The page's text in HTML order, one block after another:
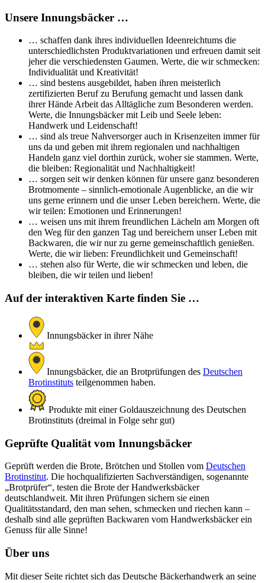
Unsere Innungsbäcker …
… schaffen dank ihres individuellen Ideenreichtums die
unterschiedlichsten Produktvariationen und erfreuen damit seit
jeher die verschiedensten Gaumen. Werte, die wir schmecken:
Individualität und Kreativität!
… sind bestens ausgebildet, haben ihren meisterlich
zertifizierten Beruf zu Berufung gemacht und lassen dank
ihrer Hände Arbeit das Alltägliche zum Besonderen werden.
Werte, die Innungsbäcker mit Leib und Seele leben:
Handwerk und Leidenschaft!
… sind als treue Nahversorger auch in Krisenzeiten immer für
uns da und geben mit ihrem regionalen und nachhaltigen
Handeln ganz viel dorthin zurück, woher sie stammen. Werte,
die bleiben: Regionalität und Nachhaltigkeit!
… sorgen seit wir denken können für unsere ganz besonderen
Brotmomente – sinnlich-emotionale Augenblicke, an die wir
uns gerne erinnern und die unser Leben bereichern. Werte, die
wir teilen: Emotionen und Erinnerungen!
… weisen uns mit ihrem freundlichen Lächeln am Morgen oft
den Weg für den ganzen Tag und bereichern unser Leben mit
Backwaren, die wir nur zu gerne gemeinschaftlich genießen.
Werte, die wir lieben: Freundlichkeit und Gemeinschaft!
… stehen also für Werte, die wir schmecken und leben, die
bleiben, die wir teilen und lieben!
Auf der interaktiven Karte finden Sie …
Innungsbäcker in ihrer Nähe
Innungsbäcker, die an Brotprüfungen des Deutschen
Brotinstituts teilgenommen haben.
Produkte mit einer Goldauszeichnung des Deutschen
Brotinstituts (dreimal in Folge sehr gut)
Geprüfte Qualität vom Innungsbäcker
Geprüft werden die Brote, Brötchen und Stollen vom Deutschen
Brotinstitut. Die hochqualifizierten Sachverständigen, sogenannte
„Brotprüfer“, testen die Brote der Handwerksbäcker
deutschlandweit. Mit ihren Prüfungen sichern sie einen
Qualitätsstandard, den man sehen, schmecken und riechen kann –
deshalb sind alle geprüften Backwaren vom Handwerksbäcker ein
Genuss für alle Sinne!
Über uns
Mit dieser Seite richtet sich das Deutsche Bäckerhandwerk an seine